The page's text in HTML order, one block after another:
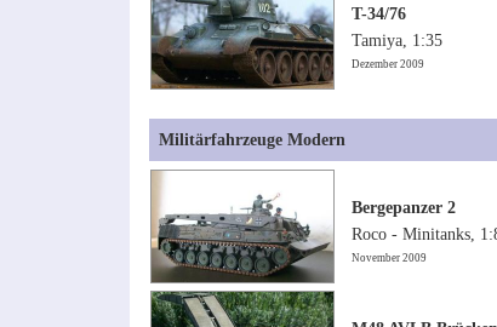
T-34/76
Tamiya, 1:35
Dezember 2009
Militärfahrzeuge Modern
Bergepanzer 2
Roco - Minitanks,
November 2009